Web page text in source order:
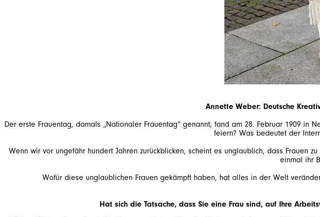
Annette Weber: Deutsche
Der erste Frauentag, damals „Nationaler Frauentag“ genannt, fand am 28. Februar 1909 in
feiern? Was bedeutet der
Wenn wir vor ungefähr hundert Jahren zurückblicken, scheint es unglaublich, dass Frauen
einmal ihr
Wofür diese unglaublichen Frauen gekämpft haben, hat alles in der Welt
Hat sich die Tatsache, dass Sie eine Frau sind, auf Ihre